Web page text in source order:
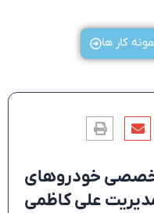
کار ها
خودروهای
علی کاظمی